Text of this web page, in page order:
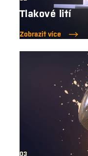
Tlakové lití
Zobrazit více
03